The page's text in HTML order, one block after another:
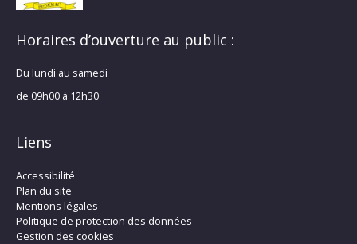
Horaires d’ouverture au public :
Du lundi au samedi
de 09h00 à 12h30
Liens
Accessibilité
Plan du site
Mentions légales
Politique de protection des données
Gestion des cookies